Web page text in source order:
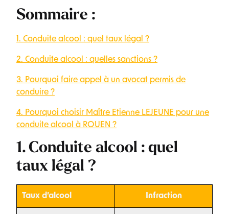
Sommaire :
1. Conduite alcool : quel taux légal ?
2. Conduite alcool : quelles sanctions ?
3. Pourquoi faire appel à un avocat permis de
conduire ?
4. Pourquoi choisir Maître Etienne LEJEUNE pour une
conduite alcool à ROUEN ?
1. Conduite alcool : quel
taux légal ?
Taux d’alcool Infraction